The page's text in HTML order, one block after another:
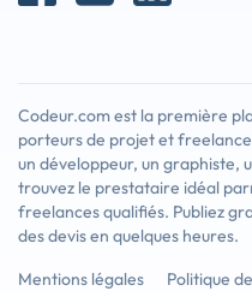
Codeur.com est la première
porteurs de projet et
un développeur, un graphiste,
trouvez le prestataire idéal
freelances qualifiés. Publiez
des devis en quelques heures.
Mentions légales
Politique